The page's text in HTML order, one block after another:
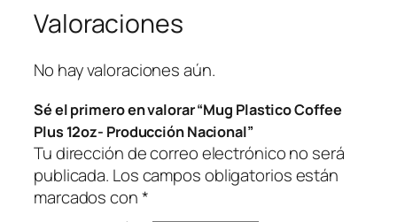
P
o
u
c
c
i
ó
Valoraciones
No hay valoraciones aún.
Sé el primero en valorar “Mug Plastico Coffee
Plus 12oz- Producción Nacional”
Tu dirección de correo electrónico no será
publicada. Los campos obligatorios están
marcados con*